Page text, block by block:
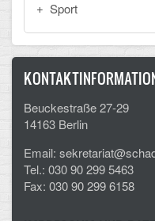
Umwahl 11. Kl.
Wahlfächer
TERMINE
Lernraum Berlin
Sport
Beuckestraße 27-29
14163 Berlin
Email:
Tel.: 030 90 299 5463
Fax: 030 90 299 6158